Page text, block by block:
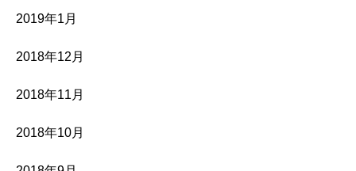
2019年1月
2018年12月
2018年11月
2018年10月